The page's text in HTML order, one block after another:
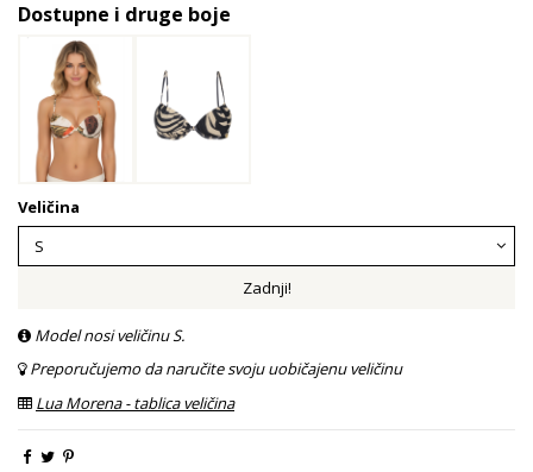
Dostupne i druge boje
Veličina
Zadnji!
Model nosi veličinu S.
Preporučujemo da naručite svoju uobičajenu veličinu
Lua Morena - tablica veličina